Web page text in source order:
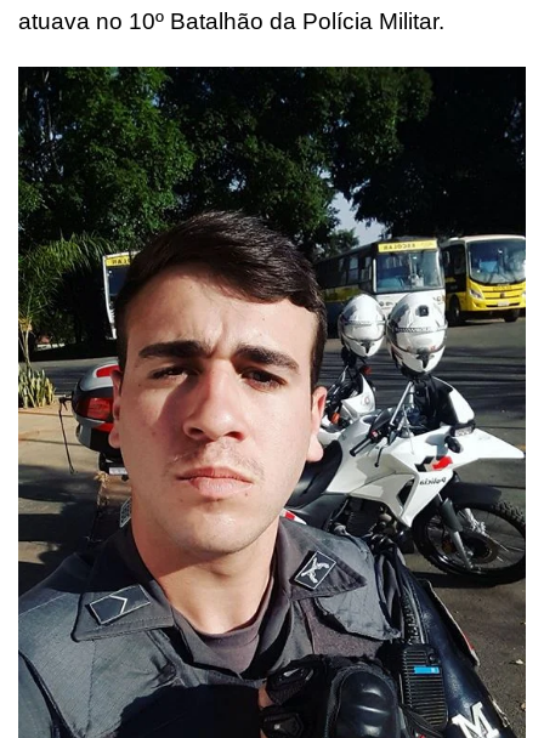
atuava no 10º Batalhão da Polícia Militar.